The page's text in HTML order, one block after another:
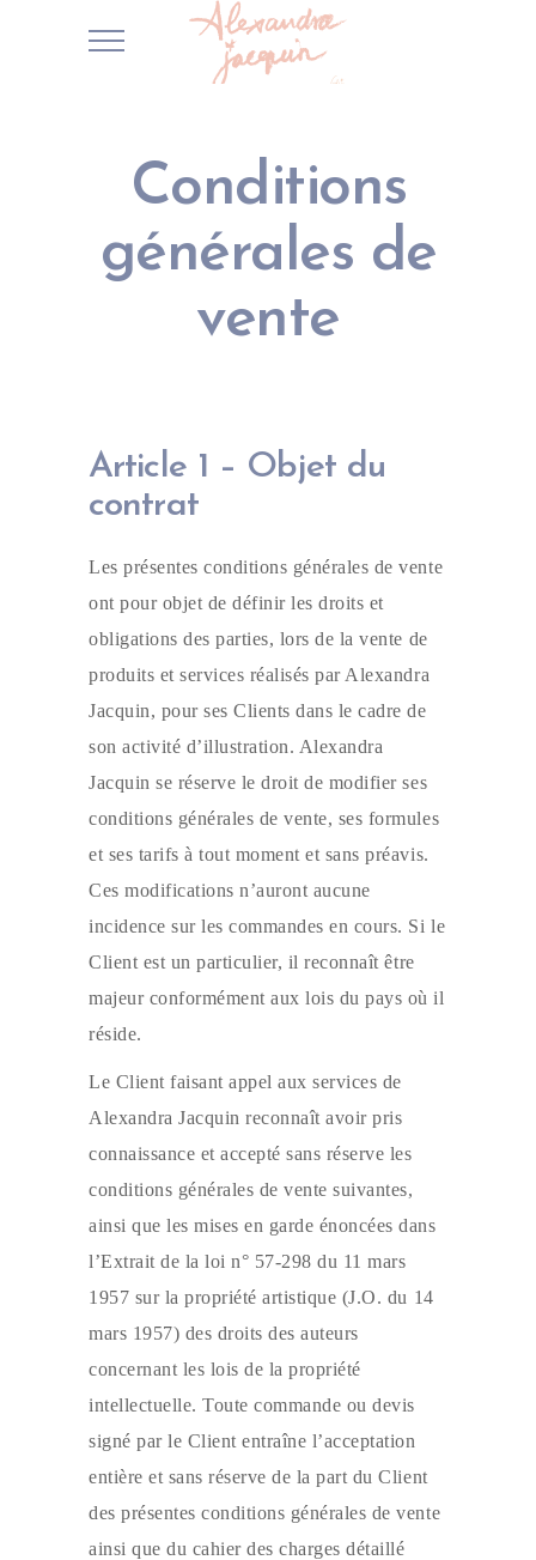
Conditions
générales de
vente
Article 1 – Objet du
contrat
Les présentes conditions générales de vente
ont pour objet de définir les droits et
obligations des parties, lors de la vente de
produits et services réalisés par Alexandra
Jacquin, pour ses Clients dans le cadre de
son activité d’illustration. Alexandra
Jacquin se réserve le droit de modifier ses
conditions générales de vente, ses formules
et ses tarifs à tout moment et sans préavis.
Ces modifications n’auront aucune
incidence sur les commandes en cours. Si le
Client est un particulier, il reconnaît être
majeur conformément aux lois du pays où il
réside.
Le Client faisant appel aux services de
Alexandra Jacquin reconnaît avoir pris
connaissance et accepté sans réserve les
conditions générales de vente suivantes,
ainsi que les mises en garde énoncées dans
l’Extrait de la loi n° 57-298 du 11 mars
1957 sur la propriété artistique (J.O. du 14
mars 1957) des droits des auteurs
concernant les lois de la propriété
intellectuelle. Toute commande ou devis
signé par le Client entraîne l’acceptation
entière et sans réserve de la part du Client
des présentes conditions générales de vente
ainsi que du cahier des charges détaillé